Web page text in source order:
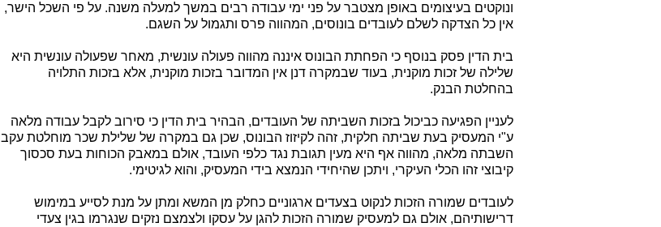
ונוקטים בעיצומים באופן מצטבר על פני ימי עבודה רבים במשך למעלה משנה. על פי השכל הישר,
אין כל הצדקה לשלם לעובדים בונוסים, המהווה פרס ותגמול על השגם.
בית הדין פסק בנוסף כי הפחתת הבונוס איננה מהווה פעולה עונשית, מאחר שפעולה עונשית היא
שלילה של זכות מוקנית, בעוד שבמקרה דנן אין המדובר בזכות מוקנית, אלא בזכות התלויה
בהחלטת הבנק.
לעניין הפגיעה כביכול בזכות השביתה של העובדים, הבהיר בית הדין כי סירוב לקבל עבודה מלאה
ע"י המעסיק בעת שביתה חלקית, זהה לקיזוז הבונוס, שכן גם במקרה של שלילת שכר מוחלטת עקב
השבתה מלאה, מהווה אף היא מעין תגובת נגד כלפי העובד, אולם במאבק הכוחות בעת סכסוך
קיבוצי זהו הכלי העיקרי, ויתכן שהיחידי הנמצא בידי המעסיק, והוא לגיטימי.
לעובדים שמורה הזכות לנקוט בצעדים ארגוניים כחלק מן המשא ומתן על מנת לסייע במימוש
דרישותיהם, אולם גם למעסיק שמורה הזכות להגן על עסקו ולצמצם נזקים שנגרמו בגין צעדי